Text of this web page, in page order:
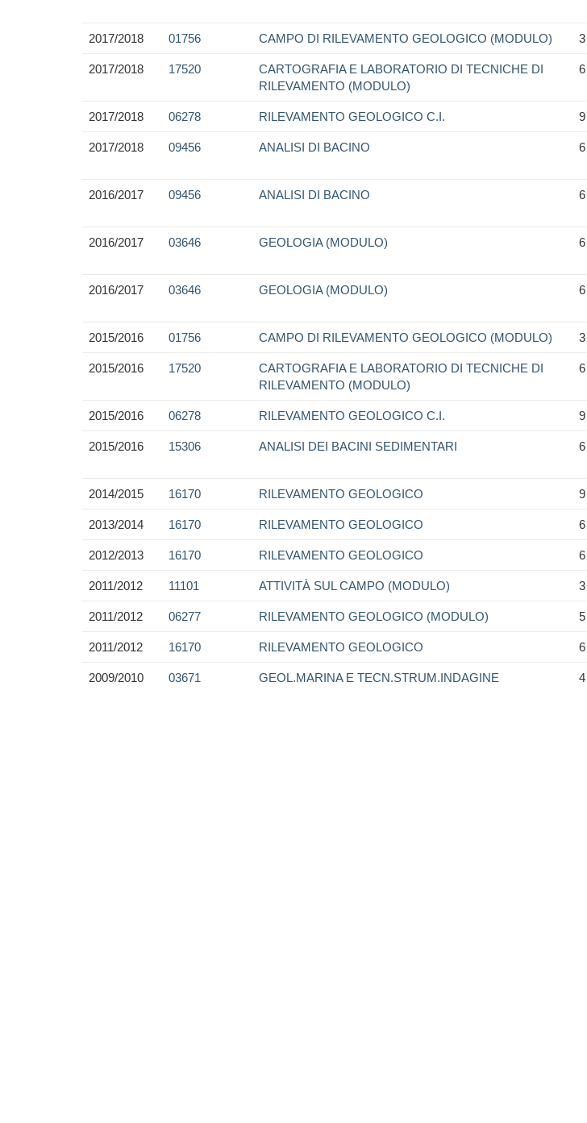
2017/2018 01756 CAMPO DI RILEVAMENTO GEOLOGICO (MODULO) 3
2017/2018 17520
CARTOGRAFIA E LABORATORIO DI TECNICHE DI
RILEVAMENTO (MODULO)
6
2017/2018 06278 RILEVAMENTO GEOLOGICO C.I. 9
2017/2018 09456 ANALISI DI BACINO 6
2016/2017 09456 ANALISI DI BACINO 6
2016/2017 03646 GEOLOGIA (MODULO) 6
2016/2017 03646 GEOLOGIA (MODULO) 6
2015/2016 01756 CAMPO DI RILEVAMENTO GEOLOGICO (MODULO) 3
2015/2016 17520
CARTOGRAFIA E LABORATORIO DI TECNICHE DI
RILEVAMENTO (MODULO)
6
2015/2016 06278 RILEVAMENTO GEOLOGICO C.I. 9
2015/2016 15306 ANALISI DEI BACINI SEDIMENTARI 6
2014/2015 16170 RILEVAMENTO GEOLOGICO 9
2013/2014 16170 RILEVAMENTO GEOLOGICO 6
2012/2013 16170 RILEVAMENTO GEOLOGICO 6
2011/2012 11101 ATTIVITÀ SUL CAMPO (MODULO) 3
2011/2012 06277 RILEVAMENTO GEOLOGICO (MODULO) 5
2011/2012 16170 RILEVAMENTO GEOLOGICO 6
2009/2010 03671 GEOL.MARINA E TECN.STRUM.INDAGINE 4